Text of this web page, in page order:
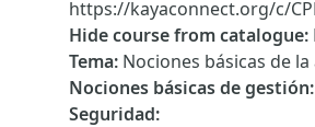
https://kayaconnect.org/c/
Hide course from catalogue:
Tema: Nociones básicas de
Nociones básicas de gestión:
Seguridad: